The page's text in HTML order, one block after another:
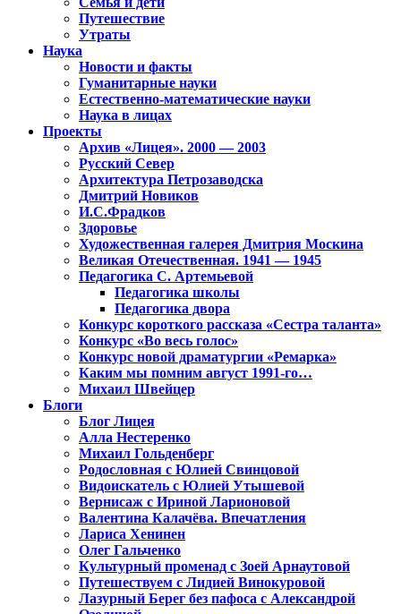
Путешествие
Утраты
Наука
Новости и факты
Гуманитарные науки
Естественно-математические науки
Наука в лицах
Проекты
Архив «Лицея». 2000 — 2003
Русский Север
Архитектура Петрозаводска
Дмитрий Новиков
И.С.Фрадков
Здоровье
Художественная галерея Дмитрия Москина
Великая Отечественная. 1941 — 1945
Педагогика С. Артемьевой
Педагогика школы
Педагогика двора
Конкурс короткого рассказа «Сестра таланта»
Конкурс «Во весь голос»
Конкурс новой драматургии «Ремарка»
Каким мы помним август 1991-го…
Михаил Швейцер
Блоги
Блог Лицея
Алла Нестеренко
Михаил Гольденберг
Родословная с Юлией Свинцовой
Видоискатель с Юлией Утышевой
Вернисаж с Ириной Ларионовой
Валентина Калачёва. Впечатления
Лариса Хенинен
Олег Гальченко
Культурный променад с Зоей Арнаутовой
Путешествуем с Лидией Винокуровой
Лазурный Берег без пафоса с Александрой